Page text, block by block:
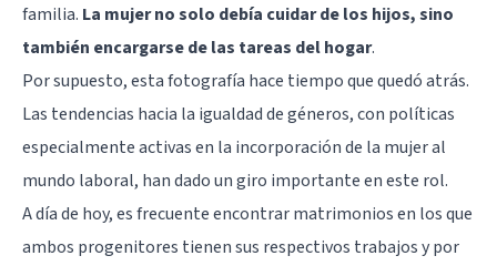
familia. La mujer no solo debía cuidar de los hijos, sino
también encargarse de las tareas del hogar.
Por supuesto, esta fotografía hace tiempo que quedó atrás.
Las tendencias hacia la igualdad de géneros, con políticas
especialmente activas en la incorporación de la mujer al
mundo laboral, han dado un giro importante en este rol.
A día de hoy, es frecuente encontrar matrimonios en los que
ambos progenitores tienen sus respectivos trabajos y por